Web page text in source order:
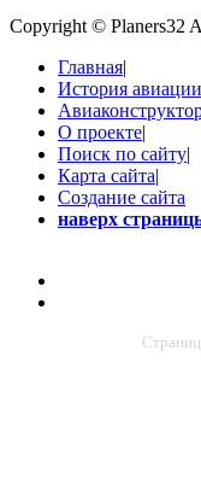
Copyright © Planers32
Главная|
История авиации
О проекте|
Поиск по сайту|
Карта сайта|
Создание сайта
наверх